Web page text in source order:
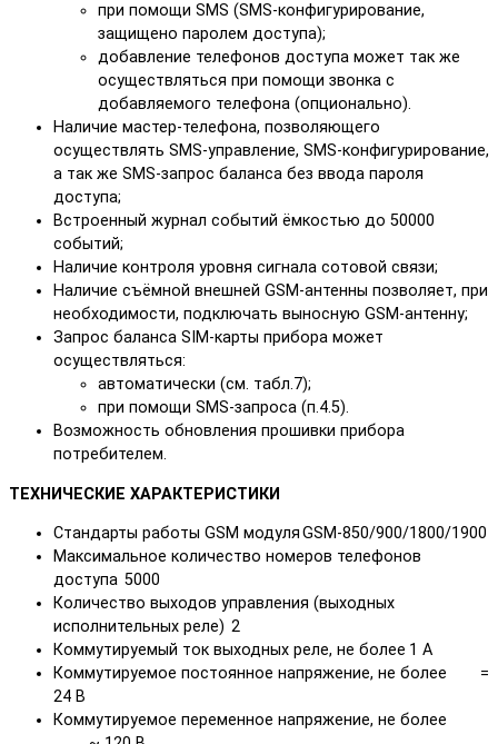
при помощи SMS (SMS-конфигурирование,
защищено паролем доступа);
добавление телефонов доступа может так же
осуществляться при помощи звонка с
добавляемого телефона (опционально).
Наличие мастер-телефона, позволяющего
осуществлять SMS-управление, SMS-конфигурирование,
а так же SMS-запрос баланса без ввода пароля
доступа;
Встроенный журнал событий ёмкостью до 50000
событий;
Наличие контроля уровня сигнала сотовой связи;
Наличие съёмной внешней GSM-антенны позволяет, при
необходимости, подключать выносную GSM-антенну;
Запрос баланса SIM-карты прибора может
осуществляться:
автоматически (см. табл.7);
при помощи SMS-запроса (п.4.5).
Возможность обновления прошивки прибора
потребителем.
ТЕХНИЧЕСКИЕ ХАРАКТЕРИСТИКИ
Стандарты работы GSM модуляGSM-850/900/1800/1900
Максимальное количество номеров телефонов
доступа 5000
Количество выходов управления (выходных
исполнительных реле) 2
Коммутируемый ток выходных реле, не более 1 А
Коммутируемое постоянное напряжение, не более
=
24 В
Коммутируемое переменное напряжение, не более